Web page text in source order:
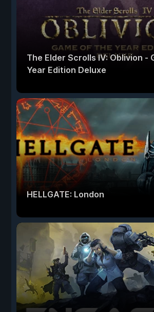
The Elder Scrolls IV: Oblivion -
Year Edition Deluxe
HELLGATE: London